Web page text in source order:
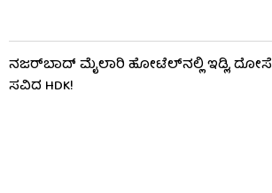
ನಜರ್‌ಬಾದ್ ಮೈಲಾರಿ ಹೋಟೆಲ್‌ನಲ್ಲಿ ಇಡ್ಲಿ, ದೋಸೆ
ಸವಿದ HDK!